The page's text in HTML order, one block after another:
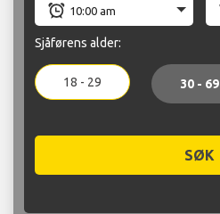
Sjåførens alder:
18 - 29 30 - 69
SØK